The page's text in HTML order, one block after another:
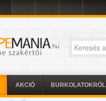
AKCIÓ BURKOLATOKRÓL